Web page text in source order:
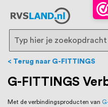
RVS Land is een
bijna 20 jaar
voor binnen- en
trapleuningen,
ventilatieroosters
webshop vind je
Search
Terug naar G-FITTINGS
G-FITTINGS
Met de verbindingsproducten van